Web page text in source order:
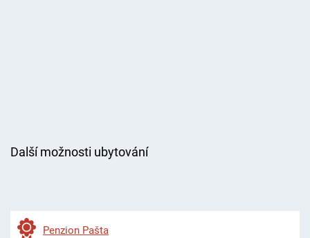
Další možnosti ubytování
Penzion Pašta